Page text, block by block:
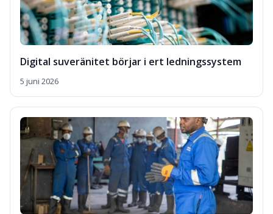
Digital suveränitet börjar i ert ledningssystem
5 juni 2026